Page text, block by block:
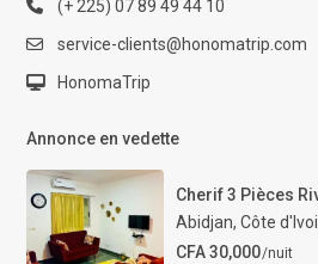
(+ 225) 07 89 49 44 10
service-clients@honomatrip.com
HonomaTrip
Annonce en vedette
Cherif 3 Pièces
Abidjan, Côte
CFA 30,000/nuit